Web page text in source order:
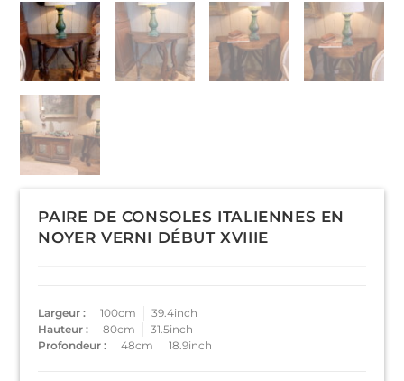
PAIRE DE CONSOLES ITALIENNES EN
NOYER VERNI DÉBUT XVIIIE
Largeur : 100cm
39.4inch
Hauteur :
80cm
31.5inch
Profondeur :
48cm 18.9inch